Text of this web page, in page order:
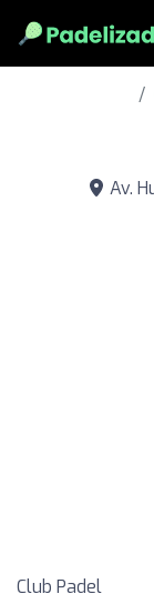
Av.
Club Padel